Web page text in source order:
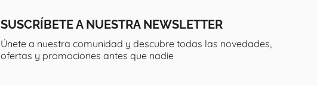
SUSCRÍBETE A NUESTRA NEWSLETTER
Únete a nuestra comunidad y descubre todas las novedades,
ofertas y promociones antes que nadie